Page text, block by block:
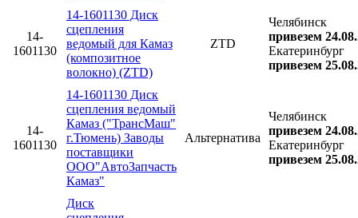
14-
1601130
14-1601130 Диск
сцепления
ведомый для Камаз
(композитное
волокно) (ZTD)
ZTD
Челябинск
привезем
Екатеринбург
привезем
14-
1601130
14-1601130 Диск
сцепления ведомый
Камаз ("ТрансМаш"
г.Тюмень) Заводы
поставщики
ООО"АвтоЗапчасть
Камаз"
Альтернатива
Челябинск
привезем
Екатеринбург
привезем
Диск